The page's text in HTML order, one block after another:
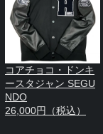
コアチョコ・ドンキ
ースタジャン SEGU
NDO
26,000円（税込）